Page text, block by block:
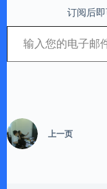
订阅后即
输入您的电子邮件…
上一页